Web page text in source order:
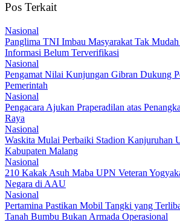
Pos Terkait
Nasional
Panglima TNI Imbau Masyarakat Tak
Informasi Belum Terverifikasi
Nasional
Pengamat Nilai Kunjungan Gibran Dukung
Pemerintah
Nasional
Pengacara Ajukan Praperadilan atas
Raya
Nasional
Waskita Mulai Perbaiki Stadion Kanjuruhan
Kabupaten Malang
Nasional
210 Kakak Asuh Maba UPN Veteran
Negara di AAU
Nasional
Pertamina Pastikan Mobil Tangki yang
Tanah Bumbu Bukan Armada Operasional